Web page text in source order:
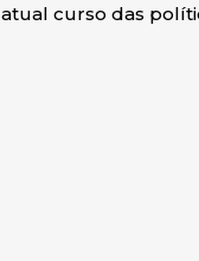
curso das